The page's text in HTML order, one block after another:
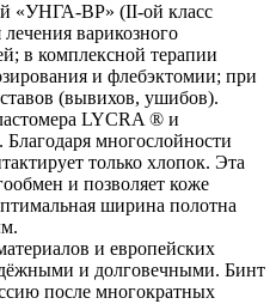
«УНГА-ВР» (II-ой класс
варикозного
в комплексной терапии
и флебэктомии; при
(вывихов, ушибов).
LYCRA ® и
многослойности
только хлопок. Эта
и позволяет коже
ширина полотна
и европейских
и долговечными. Бинт
после многократных